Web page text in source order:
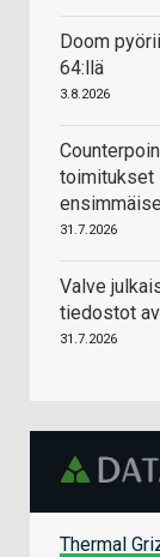
Doom
64:llä
3.8.2026
toimitukset
31.7.2026
Valve
tiedostot
31.7.2026
Thermal